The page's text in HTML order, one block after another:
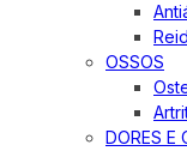
OSSOS
DORES E